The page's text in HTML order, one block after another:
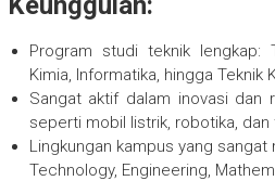
Program studi teknik lengkap:
Kimia, Informatika, hingga Teknik
Sangat aktif dalam inovasi dan
seperti mobil listrik, robotika,
Lingkungan kampus yang
Technology, Engineering,